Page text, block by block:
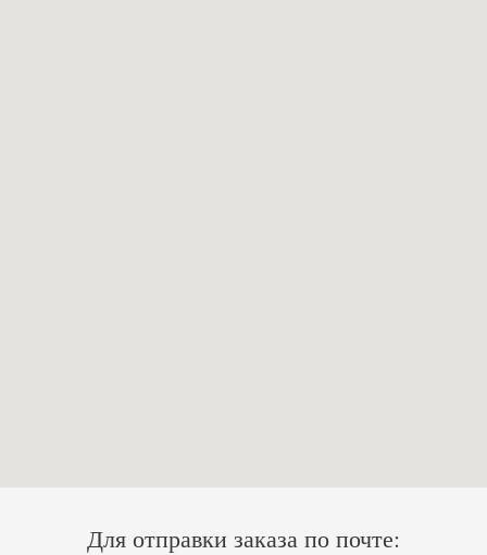
Для отправки заказа по почте: